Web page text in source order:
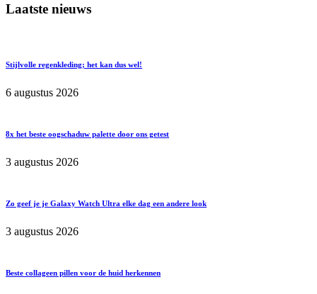
Laatste nieuws
Stijlvolle regenkleding; het kan dus wel!
6 augustus 2026
8x het beste oogschaduw palette door ons getest
3 augustus 2026
Zo geef je je Galaxy Watch Ultra elke dag een andere look
3 augustus 2026
Beste collageen pillen voor de huid herkennen